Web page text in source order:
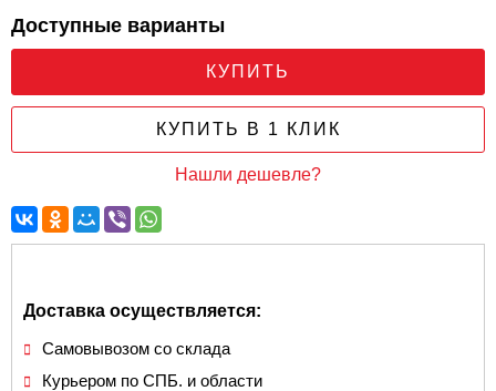
Доступные варианты
КУПИТЬ
КУПИТЬ В 1 КЛИК
Нашли дешевле?
Доставка осуществляется:
Самовывозом со склада
Курьером по СПБ. и области